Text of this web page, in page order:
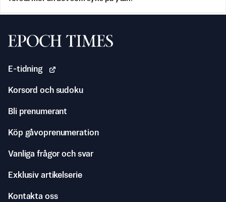
Svenska Epoch Times
E-tidning
Korsord och sudoku
Bli prenumerant
Köp gåvoprenumeration
Vanliga frågor och svar
Exklusiv artikelserie
Kontakta oss